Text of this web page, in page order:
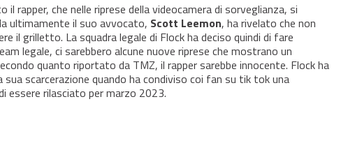
rapper, che nelle riprese della videocamera di sorveglianza, si
ultimamente il suo avvocato, Scott Leemon, ha rivelato che non
il grilletto. La squadra legale di Flock ha deciso quindi di fare
legale, ci sarebbero alcune nuove riprese che mostrano un
quanto riportato da TMZ, il rapper sarebbe innocente. Flock ha
sua scarcerazione quando ha condiviso coi fan su tik tok una
essere rilasciato per marzo 2023.